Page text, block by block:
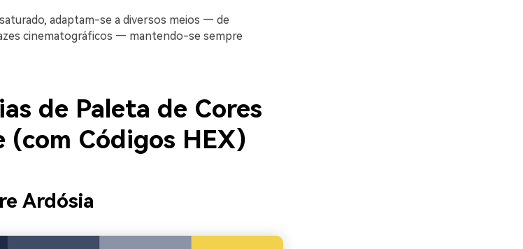
adaptam-se a diversos meios — de
cinematográficos — mantendo-se sempre
de Paleta de Cores
(com Códigos HEX)
Ardósia